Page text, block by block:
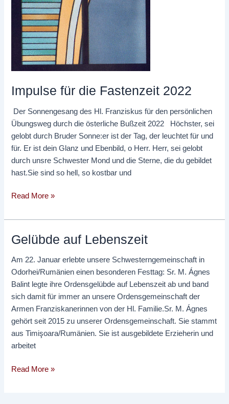
Impulse für die Fastenzeit 2022
Der Sonnengesang des Hl. Franziskus für den persönlichen
Übungsweg durch die österliche Bußzeit 2022 Höchster, sei
gelobt durch Bruder Sonne:er ist der Tag, der leuchtet für und
für. Er ist dein Glanz und Ebenbild, o Herr. Herr, sei gelobt
durch unsre Schwester Mond und die Sterne, die du gebildet
hast.Sie sind so hell, so kostbar und
Read More »
Gelübde auf Lebenszeit
Am 22. Januar erlebte unsere Schwesterngemeinschaft in
Odorhei/Rumänien einen besonderen Festtag: Sr. M. Ágnes
Balint legte ihre Ordensgelübde auf Lebenszeit ab und band
sich damit für immer an unsere Ordensgemeinschaft der
Armen Franziskanerinnen von der Hl. Familie.Sr. M. Ágnes
gehört seit 2015 zu unserer Ordensgemeinschaft. Sie stammt
aus Timişoara/Rumänien. Sie ist ausgebildete Erzieherin und
arbeitet
Gelübde
Lebenszeit
Read More »